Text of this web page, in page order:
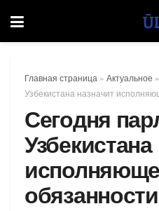
Главная страница » Актуальное »
Узбекистана назначит
Сегодня